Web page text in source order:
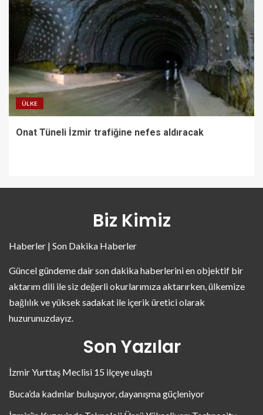
ÜLKE
Onat Tüneli İzmir trafiğine nefes aldıracak
Biz Kimiz
Haberler | Son Dakika Haberler
Güncel gündeme dair son dakika haberlerini en objektif bir
aktarım dili ile siz değerli okurlarımıza aktarırken, ülkemize
bağlılık ve yüksek sadakat ile içerik üretici olarak
huzurunuzdayız.
Son Yazılar
İzmir Yurttaş Meclisi 15 ilçeye ulaştı
Buca’da kadınlar buluşuyor, dayanışma güçleniyor